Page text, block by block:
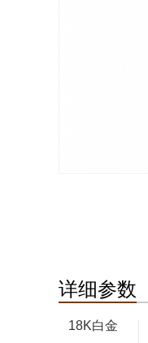
详细参数
18K白金